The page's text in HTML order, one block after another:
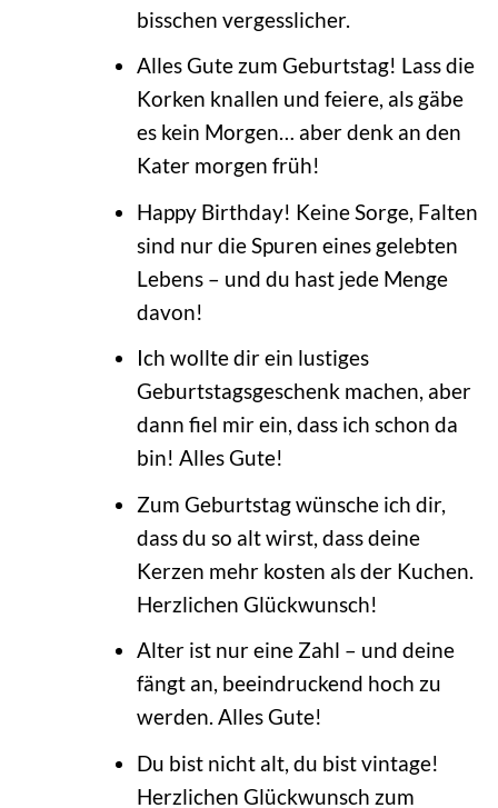
bisschen vergesslicher.
Alles Gute zum Geburtstag! Lass die
Korken knallen und feiere, als gäbe
es kein Morgen… aber denk an den
Kater morgen früh!
Happy Birthday! Keine Sorge, Falten
sind nur die Spuren eines gelebten
Lebens – und du hast jede Menge
davon!
Ich wollte dir ein lustiges
Geburtstagsgeschenk machen, aber
dann fiel mir ein, dass ich schon da
bin! Alles Gute!
Zum Geburtstag wünsche ich dir,
dass du so alt wirst, dass deine
Kerzen mehr kosten als der Kuchen.
Herzlichen Glückwunsch!
Alter ist nur eine Zahl – und deine
fängt an, beeindruckend hoch zu
werden. Alles Gute!
Du bist nicht alt, du bist vintage!
Herzlichen Glückwunsch zum